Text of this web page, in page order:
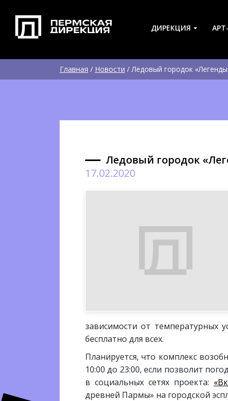
ДИРЕКЦИЯ
Главная / Новости /Ледовый городок
Ледовый городок
17.02.2020
зависимости от температурных
бесплатно для всех.
Планируется, что комплекс
10:00 до 23:00, если позволит
в социальных сетях проекта:
древней Пармы» на городской